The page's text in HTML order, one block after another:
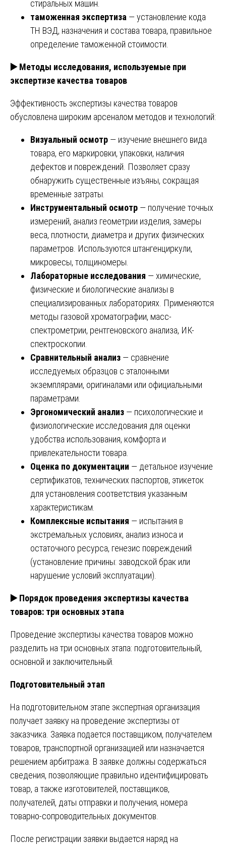
стиральных машин.
таможенная экспертиза — установление кода
ТН ВЭД, назначения и состава товара, правильное
определение таможенной стоимости.
▶️Методы исследования, используемые при
экспертизе качества товаров
Эффективность экспертизы качества товаров
обусловлена широким арсеналом методов и технологий:
Визуальный осмотр — изучение внешнего вида
товара, его маркировки, упаковки, наличия
дефектов и повреждений. Позволяет сразу
обнаружить существенные изъяны, сокращая
временные затраты.
Инструментальный осмотр — получение точных
измерений, анализ геометрии изделия, замеры
веса, плотности, диаметра и других физических
параметров. Используются штангенциркули,
микровесы, толщиномеры.
Лабораторные исследования — химические,
физические и биологические анализы в
специализированных лабораториях. Применяются
методы газовой хроматографии, масс-
спектрометрии, рентгеновского анализа, ИК-
спектроскопии.
Сравнительный анализ — сравнение
исследуемых образцов с эталонными
экземплярами, оригиналами или официальными
параметрами.
Эргономический анализ — психологические и
физиологические исследования для оценки
удобства использования, комфорта и
привлекательности товара.
Оценка по документации — детальное изучение
сертификатов, технических паспортов, этикеток
для установления соответствия указанным
характеристикам.
Комплексные испытания — испытания в
экстремальных условиях, анализ износа и
остаточного ресурса, генезис повреждений
(установление причины: заводской брак или
нарушение условий эксплуатации).
▶️Порядок проведения экспертизы качества
товаров: три основных этапа
Проведение экспертизы качества товаров можно
разделить на три основных этапа: подготовительный,
основной и заключительный.
Подготовительный этап
На подготовительном этапе экспертная организация
получает заявку на проведение экспертизы от
заказчика. Заявка подается поставщиком, получателем
товаров, транспортной организацией или назначается
решением арбитража. В заявке должны содержаться
сведения, позволяющие правильно идентифицировать
товар, а также изготовителей, поставщиков,
получателей, даты отправки и получения, номера
товарно-сопроводительных документов.
После регистрации заявки выдается наряд на